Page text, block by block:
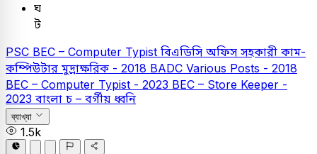
ঘ
ট
PSC BEC – Computer Typist বিএডিসি অফিস সহকারী কাম-
কম্পিউটার মুদ্রাক্ষরিক - 2018 BADC Various Posts - 2018
BEC – Computer Typist - 2023 BEC – Store Keeper -
2023 বাংলা চ – বর্গীয় ধ্বনি
ব্যাখ্যা
1.5k